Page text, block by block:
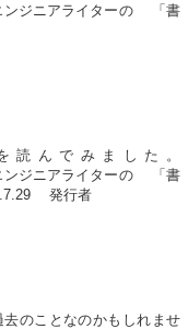
アライターの 「書
んでみました。
アライターの 「書
発行者
のことなのかもしれませ